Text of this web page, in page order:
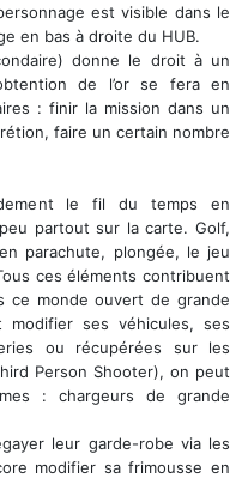
est visible dans le
en bas à droite du HUB.
donne le droit à un
de l’or se fera en
: finir la mission dans un
faire un certain nombre
le fil du temps en
partout sur la carte. Golf,
parachute, plongée, le jeu
ces éléments contribuent
ce monde ouvert de grande
modifier ses véhicules, ses
ou récupérées sur les
Person Shooter), on peut
: chargeurs de grande
leur garde-robe via les
modifier sa frimousse en